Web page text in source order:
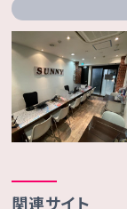
関連サイト